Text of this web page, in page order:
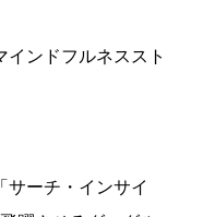
ンドフルネススト
サーチ・インサイ